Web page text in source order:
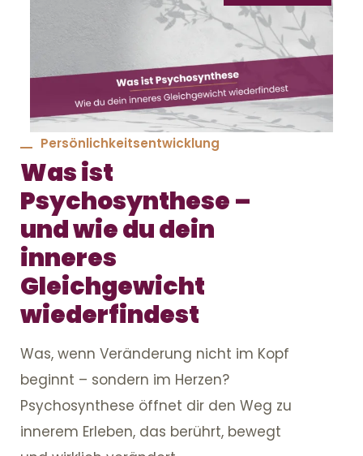
Persönlichkeitsentwicklung
Was ist
Psychosynthese –
und wie du dein
inneres
Gleichgewicht
wiederfindest
Was, wenn Veränderung nicht im Kopf
beginnt – sondern im Herzen?
Psychosynthese öffnet dir den Weg zu
innerem Erleben, das berührt, bewegt